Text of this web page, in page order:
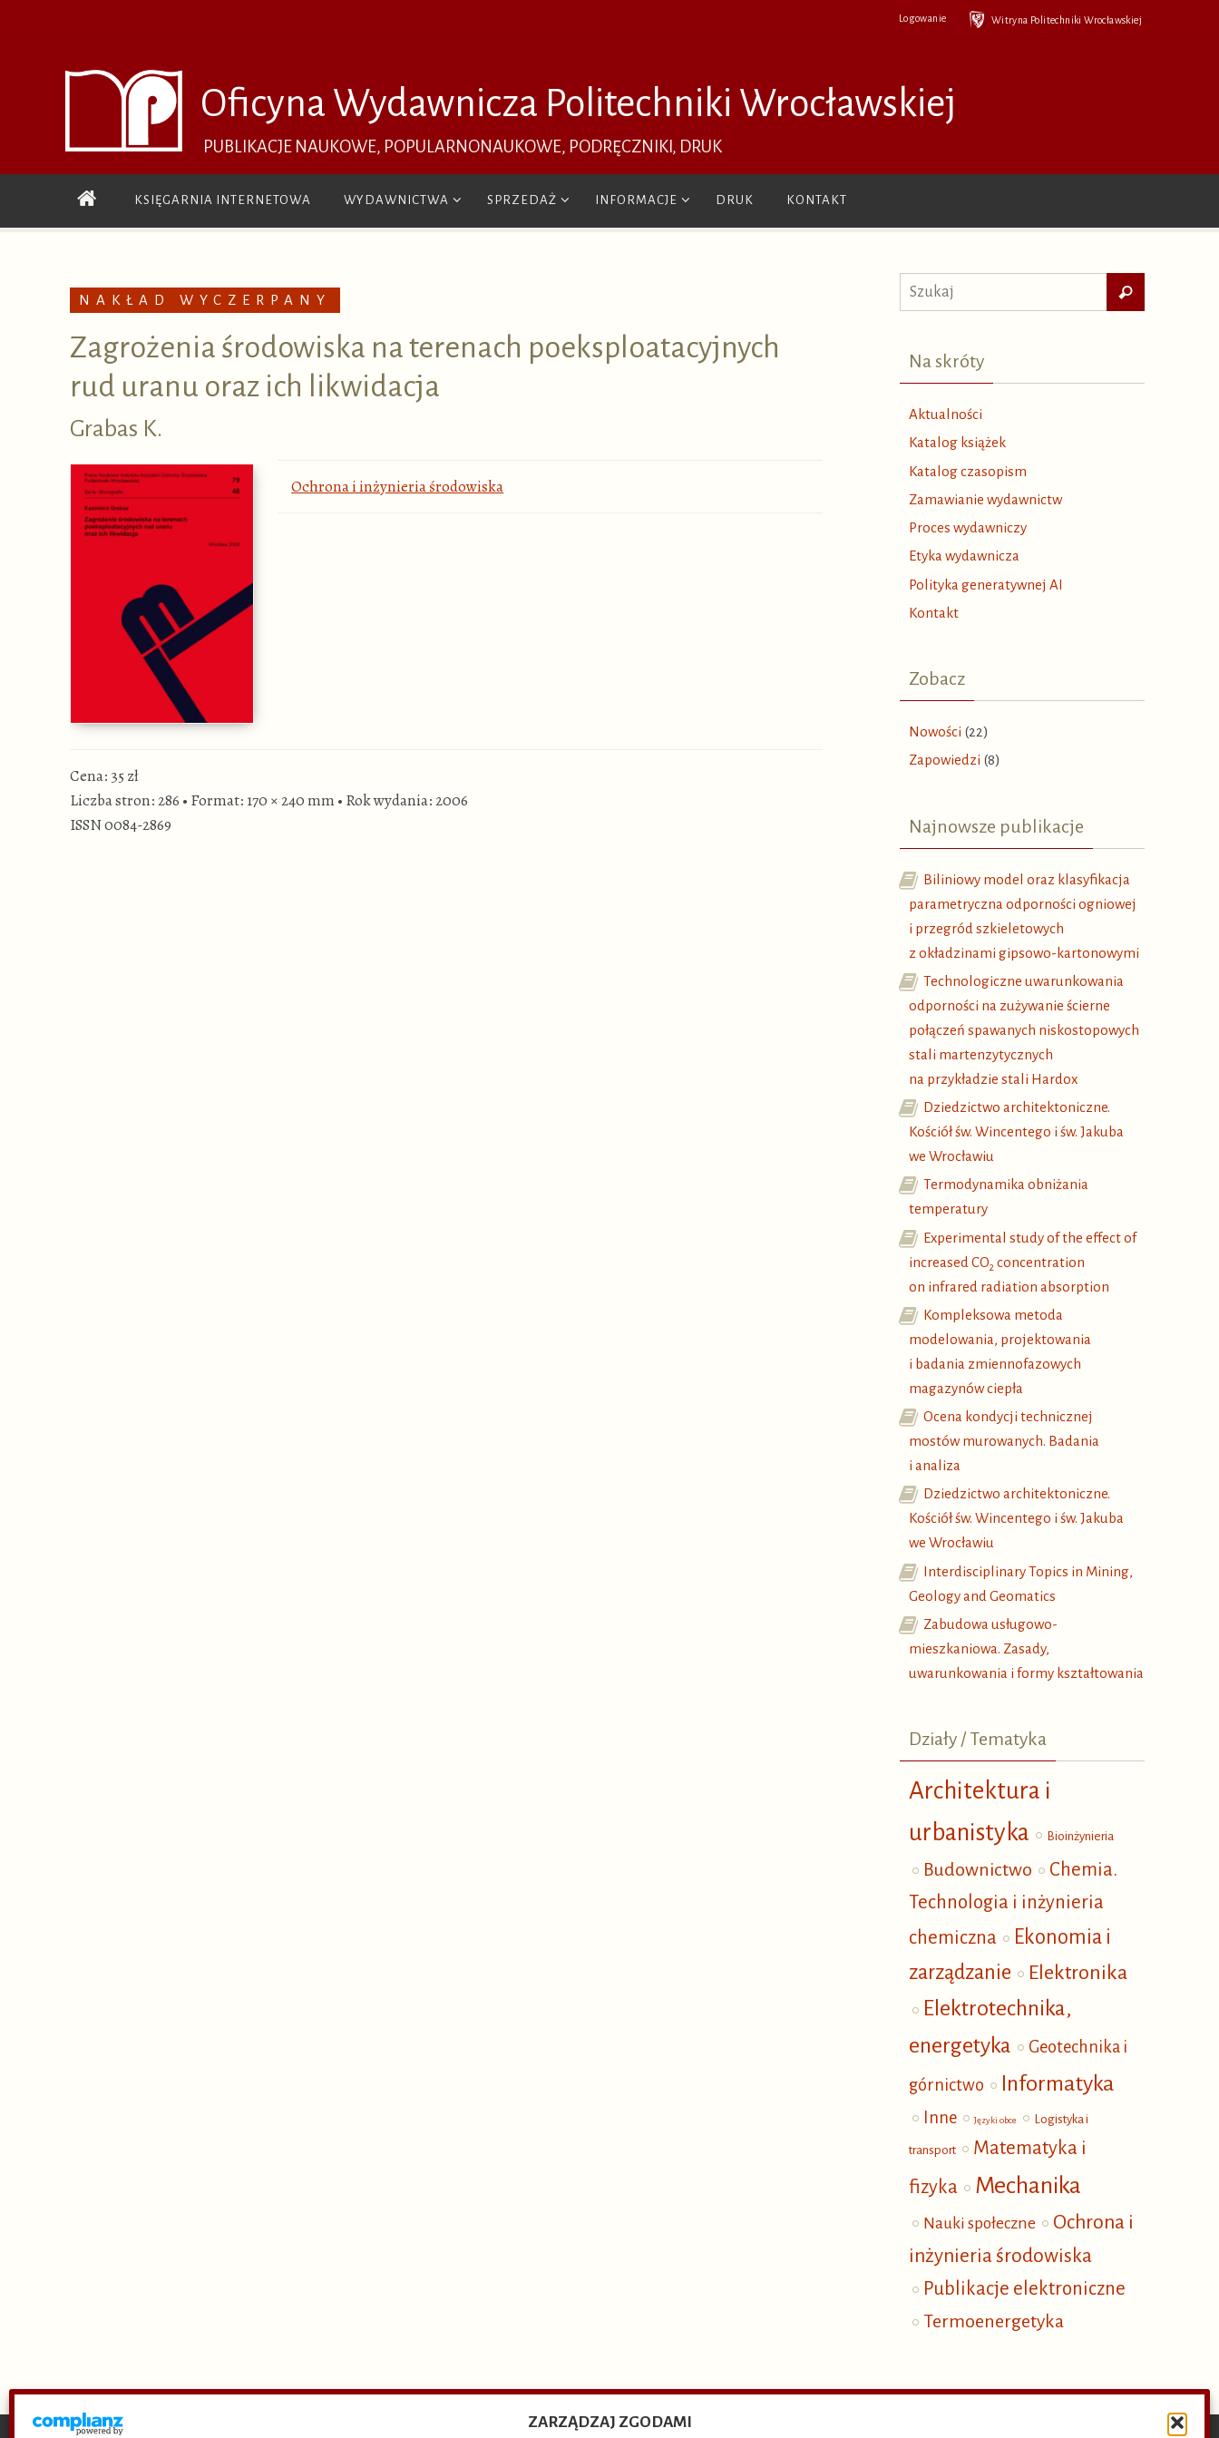
ZARZĄDZAJ ZGODAMI
Logowanie Witryna Politechniki Wrocławskiej
Oficyna Wydawnicza Politechniki Wrocławskiej
PUBLIKACJE NAUKOWE, POPULARNONAUKOWE, PODRĘCZNIKI, DRUK
KSIĘGARNIA INTERNETOWA WYDAWNICTWA SPRZEDAŻ INFORMACJE DRUK KONTAKT
NAKŁAD WYCZERPANY
Zagrożenia środowiska na terenach poeksploatacyjnych
rud uranu oraz ich likwidacja
Grabas K.
Ochrona i inżynieria środowiska
Cena: 35 zł
Liczba stron: 286 • Format: 170 × 240 mm • Rok wydania: 2006
ISSN 0084-2869
dla:
Szukaj
Na skróty
Aktualności
Katalog książek
Katalog czasopism
Zamawianie wydawnictw
Proces wydawniczy
Etyka wydawnicza
Polityka generatywnej AI
Kontakt
Zobacz
Nowości (22)
Zapowiedzi (8)
Najnowsze publikacje
Biliniowy model oraz klasyfikacja
parametryczna odporności ogniowej
i przegród szkieletowych
z okładzinami gipsowo-kartonowymi
Technologiczne uwarunkowania
odporności na zużywanie ścierne
połączeń spawanych niskostopowych
stali martenzytycznych
na przykładzie stali Hardox
Dziedzictwo architektoniczne.
Kościół św. Wincentego i św. Jakuba
we Wrocławiu
Termodynamika obniżania
temperatury
Experimental study of the effect of
increased CO2 concentration
on infrared radiation absorption
Kompleksowa metoda
modelowania, projektowania
i badania zmiennofazowych
magazynów ciepła
Ocena kondycji technicznej
mostów murowanych. Badania
i analiza
Dziedzictwo architektoniczne.
Kościół św. Wincentego i św. Jakuba
we Wrocławiu
Interdisciplinary Topics in Mining,
Geology and Geomatics
Zabudowa usługowo-
mieszkaniowa. Zasady,
uwarunkowania i formy kształtowania
Działy / Tematyka
Architektura i
urbanistyka
Bioinżynieria
Budownictwo
Chemia.
Technologia i inżynieria
chemiczna
Ekonomia i
zarządzanie
Elektronika
Elektrotechnika,
energetyka
Geotechnika i
górnictwo Informatyka
Inne Języki obce Logistyka i
transport
Matematyka i
fizyka
Mechanika
Nauki społeczne
Ochrona i
inżynieria środowiska
Publikacje elektroniczne
Termoenergetyka